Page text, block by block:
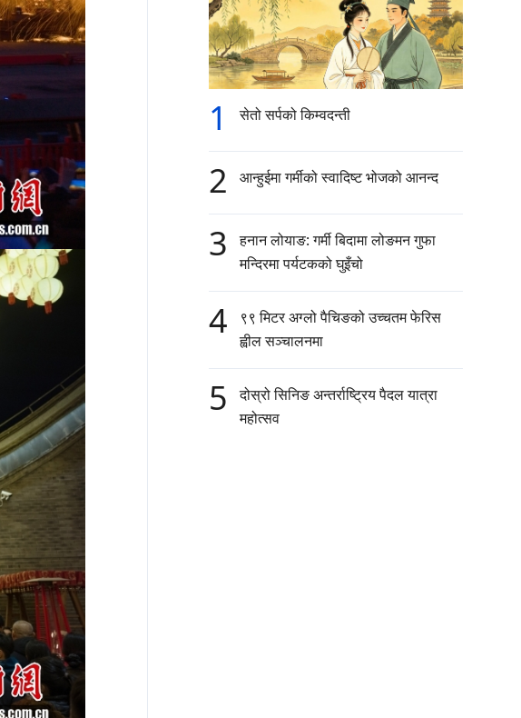
1 सेतो सर्पको किम्वदन्ती
2 आन्हुईमा गर्मीको स्वादिष्ट भोजको आनन्द
3
हनान लोयाङ: गर्मी बिदामा लोङमन गुफा
मन्दिरमा पर्यटकको घुइँचो
4
९९ मिटर अग्लो पैचिङको उच्चतम फेरिस
ह्वील सञ्चालनमा
5
दोस्रो सिनिङ अन्तर्राष्ट्रिय पैदल यात्रा
महोत्सव